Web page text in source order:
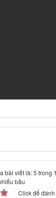
bài viết là: 5 trong
bầu
Click để